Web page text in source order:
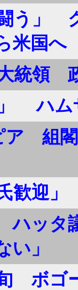
闘う」
米国へ
統領
」 ハム
ア 組
歓迎
ハッタ
」
ボゴ